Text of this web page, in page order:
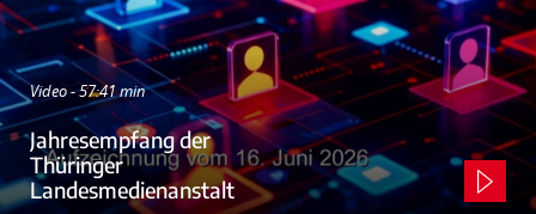
Video - 57:41 min
Jahresempfang der
Thüringer
Landesmedienanstalt